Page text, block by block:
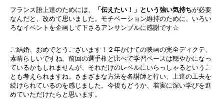
フランス語上達のためには、 「伝えたい！」という強い気持ちが必要
なんだと、改めて思いました。モチベーション維持のために、いろい
ろなイベントを企画して下さるアンサンブルに感謝です☆
ご結婚、おめでとうございます！２年かけての映画の完全ディクテ、
素晴らしいですね。前回の選手権と比べて学習ペースは穏やかになっ
ているかもしれませんが、それだけのレベルにいらっしゃるというこ
とも考えられますね。さまざまな方法を各講師と行い、上達の工夫を
続けられているのを感じました。今後もどうか、着実に深い学びを進
めていただけたらと思います。